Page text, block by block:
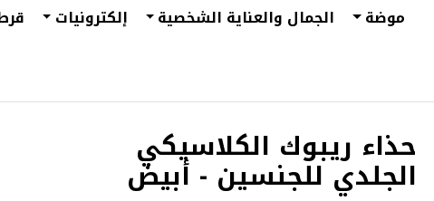
موضة الجمال والعناية الشخصية إلكترونيات
حذاء ريبوك الكلاسيكي
الجلدي للجنسين - أبيض